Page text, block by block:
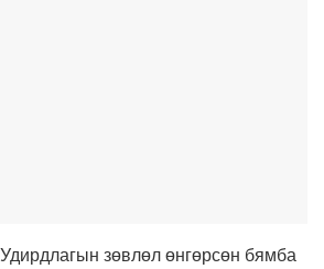
зөвлөл өнгөрсөн бямба